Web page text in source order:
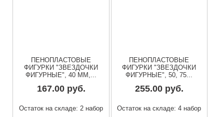
ПЕНОПЛАСТОВЫЕ
ФИГУРКИ "ЗВЕЗДОЧКИ
ФИГУРНЫЕ", 40 ММ,...
167.00 руб.
Остаток на складе: 2 набор
ПЕНОПЛАСТОВЫЕ
ФИГУРКИ "ЗВЕЗДОЧКИ
ФИГУРНЫЕ", 50, 75...
255.00 руб.
Остаток на складе: 4 набор